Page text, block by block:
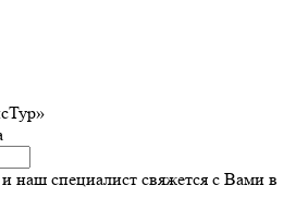
наш специалист свяжется с Вами в